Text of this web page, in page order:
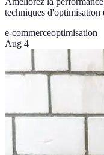
techniques d'optimisation
e-commerceoptimisation
Aug 4